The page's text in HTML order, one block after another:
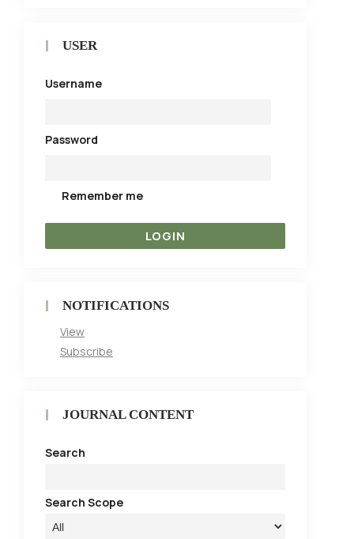
USER
Username
Password
Remember me
NOTIFICATIONS
View
Subscribe
JOURNAL CONTENT
Search
Search Scope